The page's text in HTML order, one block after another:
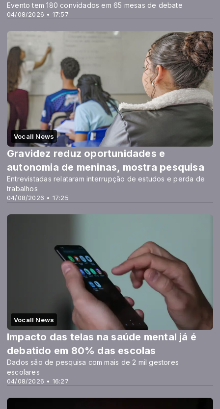
04/08/2026 • 17:57
Evento tem 180 convidados em 65 mesas de debate
Vocall News
04/08/2026 • 17:25
Gravidez reduz oportunidades e
autonomia de meninas, mostra pesquisa
Entrevistadas relataram interrupção de estudos e perda de
trabalhos
Vocall News
04/08/2026 • 16:27
Impacto das telas na saúde mental já é
debatido em 80% das escolas
Dados são de pesquisa com mais de 2 mil gestores
escolares